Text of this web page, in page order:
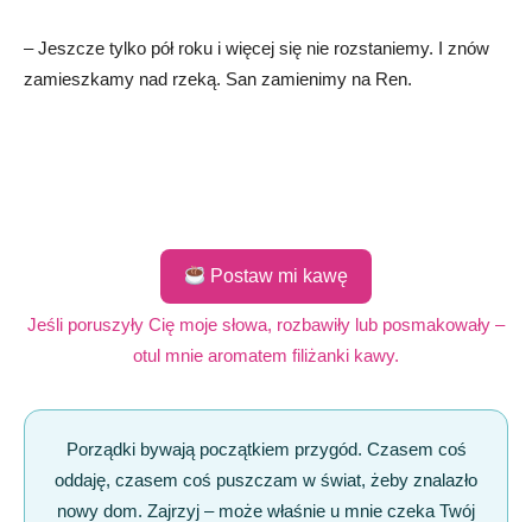
– Jeszcze tylko pół roku i więcej się nie rozstaniemy. I znów
zamieszkamy nad rzeką. San zamienimy na Ren.
Postaw mi kawę
Jeśli poruszyły Cię moje słowa, rozbawiły lub posmakowały –
otul mnie aromatem filiżanki kawy.
Porządki bywają początkiem przygód. Czasem coś
oddaję, czasem coś puszczam w świat, żeby znalazło
nowy dom. Zajrzyj – może właśnie u mnie czeka Twój